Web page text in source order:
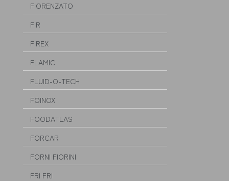
FIORENZATO
FIR
FIREX
FLAMIC
FLUID-O-TECH
FOINOX
FOODATLAS
FORCAR
FORNI FIORINI
FRI FRI